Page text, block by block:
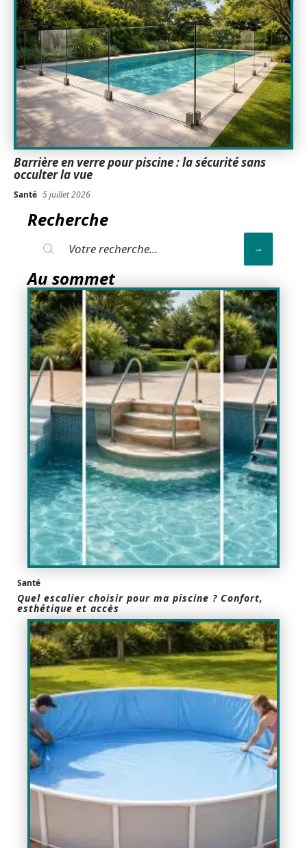
Barrière en verre pour piscine : la sécurité sans
occulter la vue
Santé 5 juillet 2026
Recherche
Au sommet
Santé
Quel escalier choisir pour ma piscine ? Confort,
esthétique et accès